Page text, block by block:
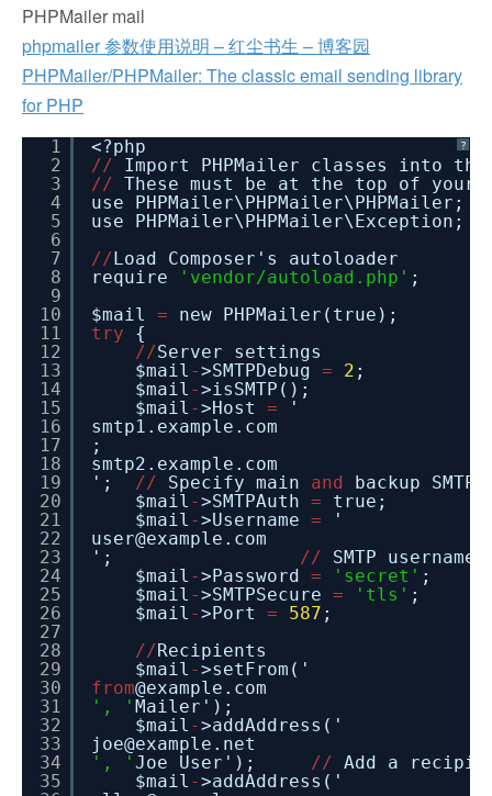
PHPMailer mail
phpmailer 参数使用说明 – 红尘书生 – 博客园
PHPMailer/PHPMailer: The classic email sending library
for PHP
?
1
2
3
4
5
6
7
8
9
10
11
12
13
14
15
16
17
18
19
20
21
22
23
24
25
26
27
28
29
30
31
32
33
34
35
<?php
//
Import PHPMailer classes into
// These must be at the top of
use PHPMailer\PHPMailer\PHPMailer;
use PHPMailer\PHPMailer\Exception;
//Load Composer's autoloader
require
'vendor/autoload.php' ;
$mail =
new
try
{
//Server settings
$mail ->SMTPDebug = 2
$mail -
$mail ->Host =
'
smtp1.example.com
;
smtp2.example.com
'; // Specify main and
backup
$mail ->SMTPAuth =
$mail ->Username =
'
user@example.com
'; //
SMTP username
$mail ->Password = 'secret'
$mail ->SMTPSecure = 'tls'
$mail ->Port = 587
//Recipients
$mail ->setFrom('
from@example.com
', ' Mailer');
$mail ->addAddress('
joe@example.net
', ' Joe User'); // Add a
$mail ->addAddress('